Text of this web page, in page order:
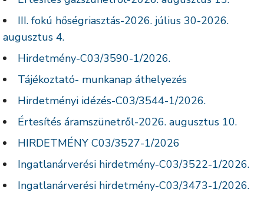
III. fokú hőségriasztás-2026. július 30-2026.
augusztus 4.
Hirdetmény-C03/3590-1/2026.
Tájékoztató- munkanap áthelyezés
Hirdetményi idézés-C03/3544-1/2026.
Értesítés áramszünetről-2026. augusztus 10.
HIRDETMÉNY C03/3527-1/2026
Ingatlanárverési hirdetmény-C03/3522-1/2026.
Ingatlanárverési hirdetmény-C03/3473-1/2026.